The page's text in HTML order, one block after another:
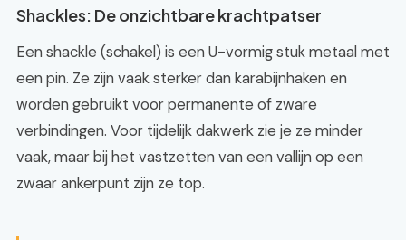
Shackles: De onzichtbare krachtpatser
Een shackle (schakel) is een U-vormig stuk metaal met
een pin. Ze zijn vaak sterker dan karabijnhaken en
worden gebruikt voor permanente of zware
verbindingen. Voor tijdelijk dakwerk zie je ze minder
vaak, maar bij het vastzetten van een vallijn op een
zwaar ankerpunt zijn ze top.